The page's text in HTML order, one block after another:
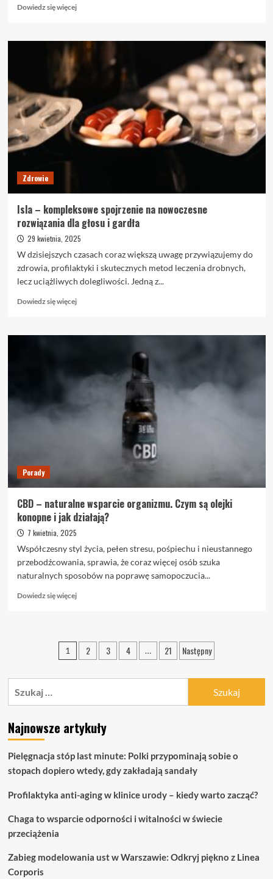
Dowiedz się więcejDowiedz
o
niż
prysznic
–
rozwiązanie,
które
Zdrowie
Isla – kompleksowe spojrzenie na nowoczesne
rozwiązania dla głosu i gardła
29 kwietnia, 2025
W dzisiejszych czasach coraz większą uwagę przywiązujemy do
zdrowia, profilaktyki i skutecznych metod leczenia drobnych,
lecz uciążliwych dolegliwości. Jedną z...
Dowiedz się więcejDowiedz
o
spojrzenie
Porady
CBD – naturalne wsparcie organizmu. Czym są olejki
konopne i jak działają?
7 kwietnia, 2025
Współczesny styl życia, pełen stresu, pośpiechu i nieustannego
przebodźcowania, sprawia, że coraz więcej osób szuka
naturalnych sposobów na poprawę samopoczucia...
Dowiedz się więcejDowiedz
CBD
olejki
konopne
jak
działają?
Stronicowanie
wpisów
1 2 3 4 … 21 Następny
Najnowsze artykuły
Pielęgnacja stóp last minute: Polki przypominają sobie o
stopach dopiero wtedy, gdy zakładają sandały
Profilaktyka anti-aging w klinice urody – kiedy warto zacząć?
Chaga to wsparcie odporności i witalności w świecie
przeciążenia
Zabieg modelowania ust w Warszawie: Odkryj piękno z Linea
Corporis